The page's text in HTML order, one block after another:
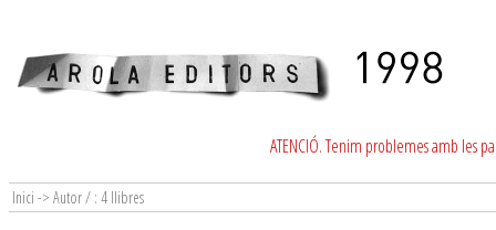
ATENCIÓ. Tenim problemes amb les
Inici -> Autor / : 4 llibres